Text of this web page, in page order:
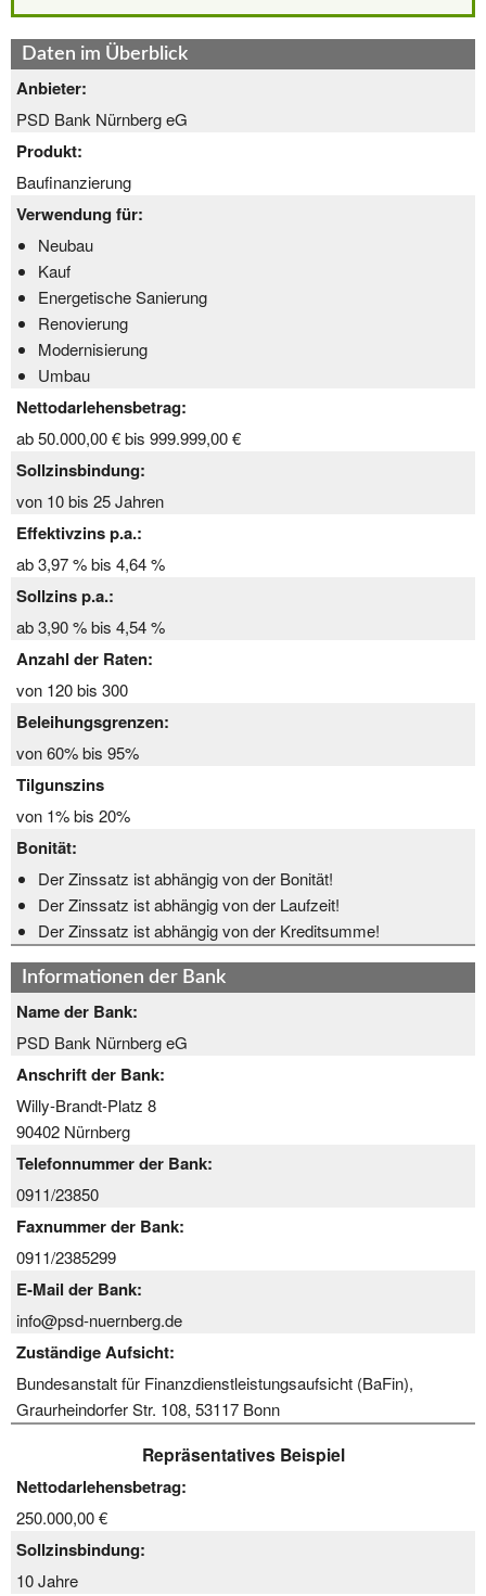
Daten im Überblick
Anbieter:
PSD Bank Nürnberg eG
Produkt:
Baufinanzierung
Verwendung für:
Neubau
Kauf
Energetische Sanierung
Renovierung
Modernisierung
Umbau
Nettodarlehensbetrag:
ab 50.000,00 € bis 999.999,00 €
Sollzinsbindung:
von 10 bis 25 Jahren
Effektivzins p.a.:
ab 3,97 % bis 4,64 %
Sollzins p.a.:
ab 3,90 % bis 4,54 %
Anzahl der Raten:
von 120 bis 300
Beleihungsgrenzen:
von 60% bis 95%
Tilgunszins
von 1% bis 20%
Bonität:
Der Zinssatz ist abhängig von der Bonität!
Der Zinssatz ist abhängig von der Laufzeit!
Der Zinssatz ist abhängig von der Kreditsumme!
Informationen der Bank
Name der Bank:
PSD Bank Nürnberg eG
Anschrift der Bank:
Willy-Brandt-Platz 8
90402 Nürnberg
Telefonnummer der Bank:
0911/23850
Faxnummer der Bank:
0911/2385299
E-Mail der Bank:
info@psd-nuernberg.de
Zuständige Aufsicht:
Bundesanstalt für Finanzdienstleistungsaufsicht (BaFin),
Graurheindorfer Str. 108, 53117 Bonn
Repräsentatives Beispiel
Nettodarlehensbetrag:
250.000,00 €
Sollzinsbindung:
10 Jahre